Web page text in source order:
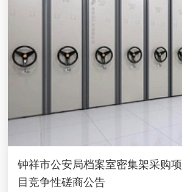
钟祥市公安局档案室密集架采购项
目竞争性磋商公告